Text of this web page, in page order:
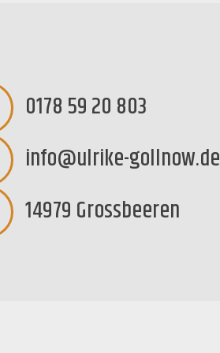
0178 59 20 803
info@ulrike-gollnow.de
14979 Grossbeeren